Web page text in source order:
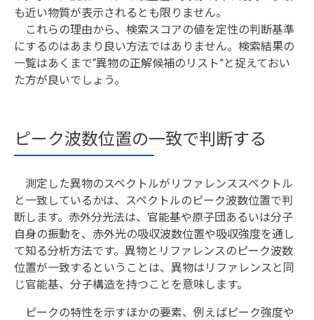
も近い物質が表示されるとも限りません。
これらの理由から、検索スコアの値を定性の判断基準
にするのはあまり良い方法ではありません。検索結果の
一覧はあくまで“異物の正解候補のリスト”と捉えておい
た方が良いでしょう。
ピーク波数位置の一致で判断する
測定した異物のスペクトルがリファレンススペクトル
と一致しているかは、スペクトルのピーク波数位置で判
断します。赤外分光法は、官能基や原子団あるいは分子
自身の振動を、赤外光の吸収波数位置や吸収強度を通し
て知る分析方法です。異物とリファレンスのピーク波数
位置が一致するということは、異物はリファレンスと同
じ官能基、分子構造を持つことを意味します。
ピークの特性を示すほかの要素、例えばピーク強度や